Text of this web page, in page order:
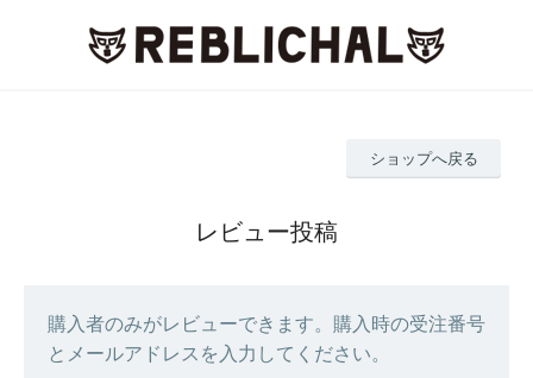
ショップへ戻る
レビュー投稿
購入者のみがレビューできます。購入時の受注番号
とメールアドレスを入力してください。